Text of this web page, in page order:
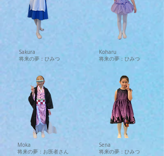
Sakura
将来の夢：ひみつ
Koharu
将来の夢：ひみつ
Moka
将来の夢：お医者さん
Sena
将来の夢：ひみつ